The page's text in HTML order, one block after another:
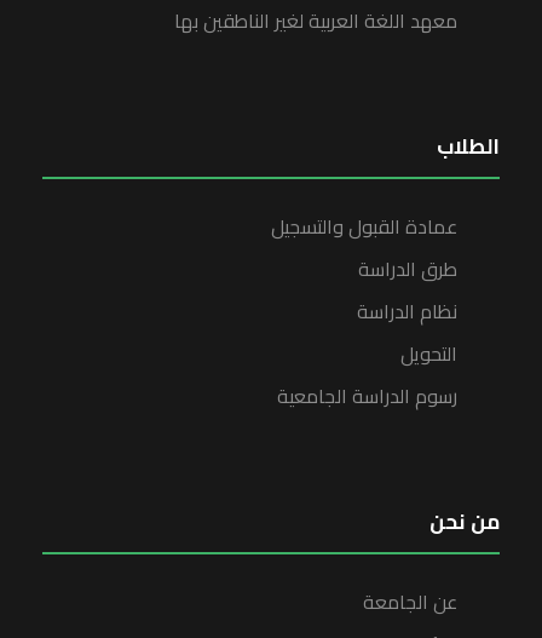
معهد اللغة العربية لغير الناطقين بها
الطلاب
عمادة القبول والتسجيل
طرق الدراسة
نظام الدراسة
التحويل
رسوم الدراسة الجامعية
من نحن
عن الجامعة